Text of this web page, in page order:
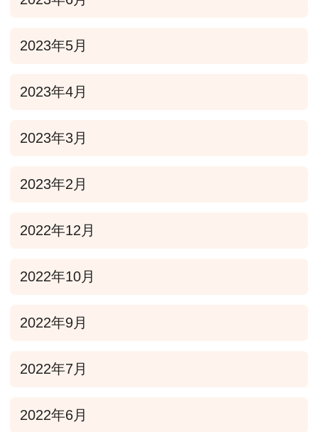
2023年5月
2023年4月
2023年3月
2023年2月
2022年12月
2022年10月
2022年9月
2022年7月
2022年6月